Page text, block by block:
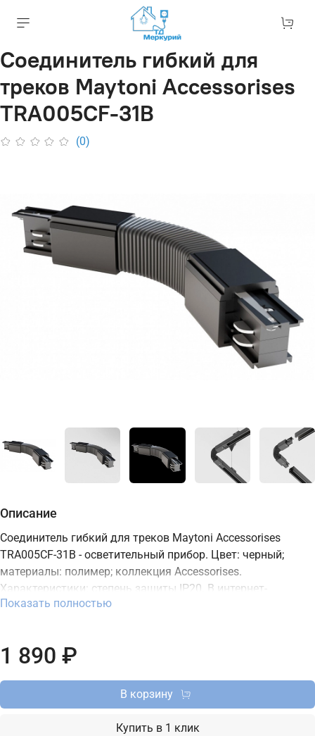
Соединитель гибкий для
треков Maytoni Accessorises
TRA005CF-31B
(0)
Описание
Соединитель гибкий для треков Maytoni Accessorises
TRA005CF-31B - осветительный прибор. Цвет: черный;
материалы: полимер; коллекция Accessorises.
Характеристики: степень защиты IP20. В интернет-
магазине ТД "Меркурий" можно купить осветительный
Показать полностью
1 890 ₽
В корзину
Купить в 1 клик